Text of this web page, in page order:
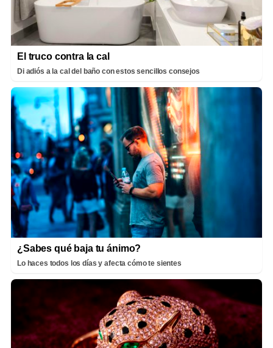
El truco contra la cal
Di adiós a la cal del baño con estos sencillos consejos
¿Sabes qué baja tu ánimo?
Lo haces todos los días y afecta cómo te sientes